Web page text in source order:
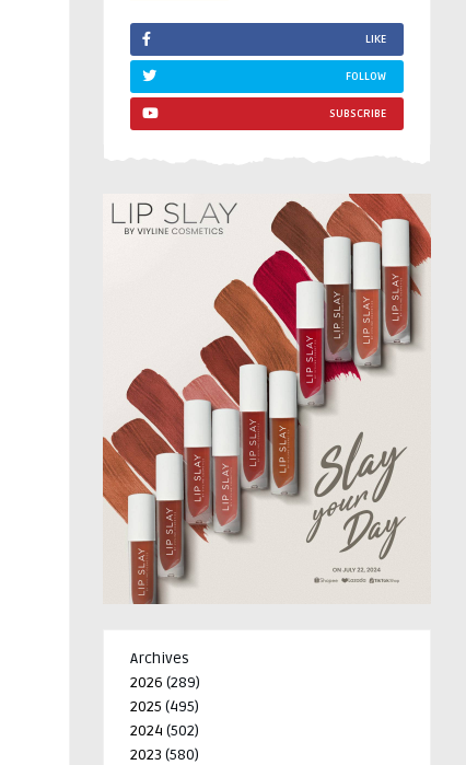
LIKE
FOLLOW
SUBSCRIBE
Archives
2026 (289)
2025 (495)
2024 (502)
2023 (580)